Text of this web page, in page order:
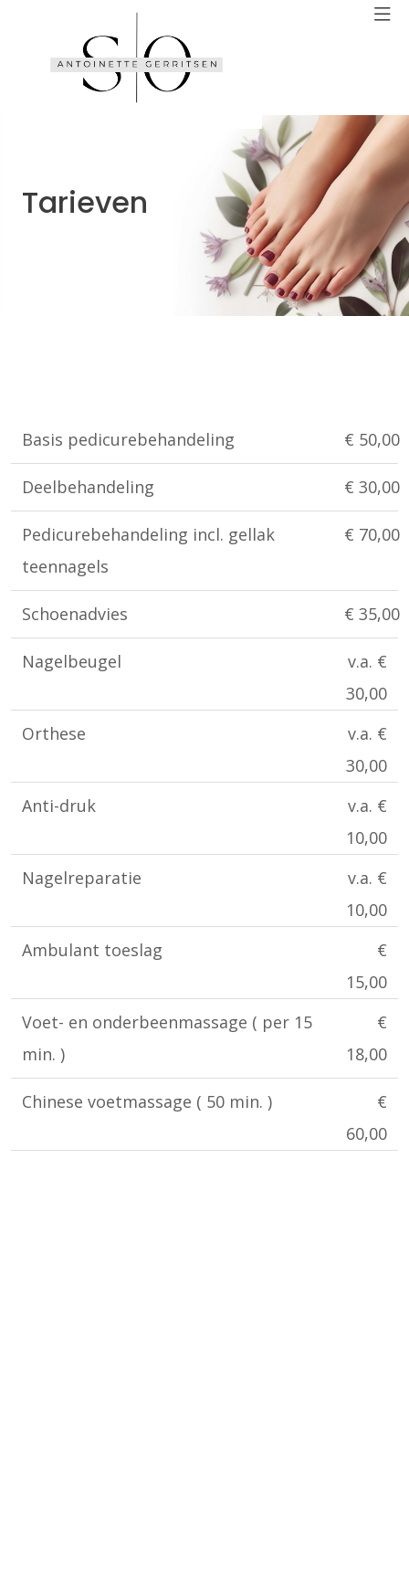
Tarieven
Basis pedicurebehandeling € 50,00
Deelbehandeling € 30,00
Pedicurebehandeling incl. gellak
teennagels
€ 70,00
Schoenadvies € 35,00
Nagelbeugel
v.a. €
30,00
Orthese
v.a. €
30,00
Anti-druk
v.a. €
10,00
Nagelreparatie
v.a. €
10,00
Ambulant toeslag
€
15,00
Voet- en onderbeenmassage ( per 15
min. )
€
18,00
Chinese voetmassage ( 50 min. )
€
60,00